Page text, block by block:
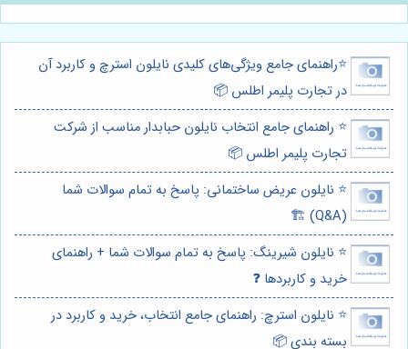
⭐️راهنمای جامع ویژگی‌های کلیدی نایلون استرچ و کاربرد آن
در تجارت پلیمر اطلس 📦
⭐️ راهنمای جامع انتخاب نایلون حبابدار مناسب از شرکت
تجارت پلیمر اطلس 📦
⭐️ نایلون عریض ساختمانی: پاسخ به تمام سوالات شما
(Q&A) 🏗️
⭐️ نایلون شیرینگ: پاسخ به تمام سوالات شما + راهنمای
خرید و کاربردها ❓
⭐️ نایلون استرچ: راهنمای جامع انتخاب، خرید و کاربرد در
بسته بندی 📦